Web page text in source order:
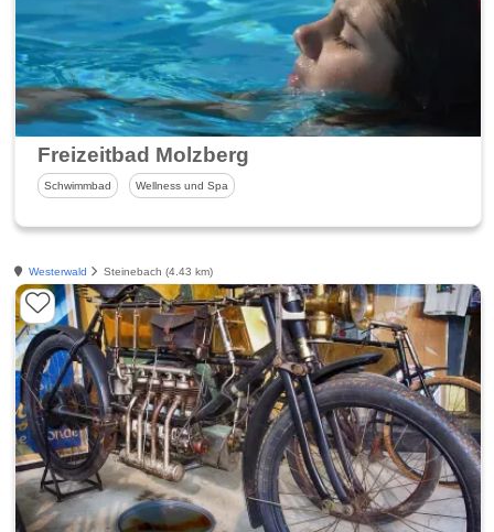
Freizeitbad Molzberg
Schwimmbad Wellness und Spa
Westerwald Steinebach (4.43 km)